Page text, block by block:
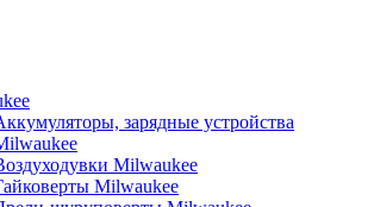
зарядные устройства
Milwaukee
Milwaukee